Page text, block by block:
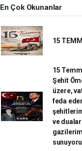
En Çok Okunanlar
15
15
Şehit
üzere,
feda
ve